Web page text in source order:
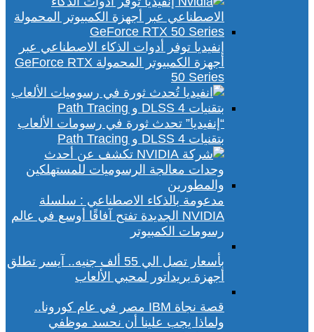
إنفيديا توفر أدوات الذكاء الاصطناعي عبر
أجهزة الكمبيوتر المحمولة GeForce RTX
50 Series
“إنفيديا” تحدث ثورة في رسومات الألعاب
بتقنيات DLSS 4 و Path Tracing
مدعومة بالذكاء الاصطناعي : سلسلة
NVIDIA الجديدة تفتح آفاقًا أوسع في عالم
رسومات الكمبيوتر
بأسعار تصل الي 55 ألف جنيه.. آيسر تطلق
أجهزة بريداتور لمحبي الألعاب
قصة نجاة IBM مصر في عام كورونا..
ولماذا يجب علينا أن نحسد موظفي